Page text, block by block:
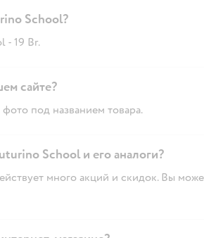
Туфли Futurino School?
- 19 Br.
сайте?
под названием товара.
ли скидки на Туфли Futurino School и его аналоги?
много акций и скидок. Вы